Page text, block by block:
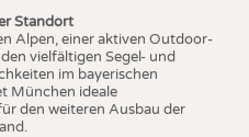
Standort
Alpen, einer aktiven Outdoor-
vielfältigen Segel- und
im bayerischen
München ideale
den weiteren Ausbau der